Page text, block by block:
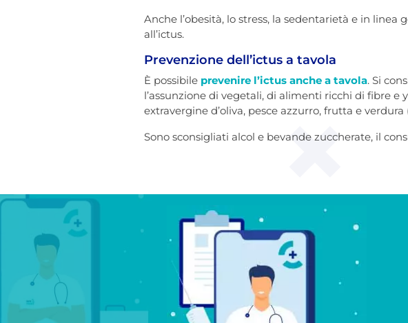
Anche l’obesità, lo stress, la sedentarietà e in
all’ictus.
Prevenzione dell’ictus a tavola
È possibile prevenire l’ictus anche a tavola. Si
l’assunzione di vegetali, di alimenti ricchi di fibre
extravergine d’oliva, pesce azzurro, frutta e
Sono sconsigliati alcol e bevande zuccherate, il